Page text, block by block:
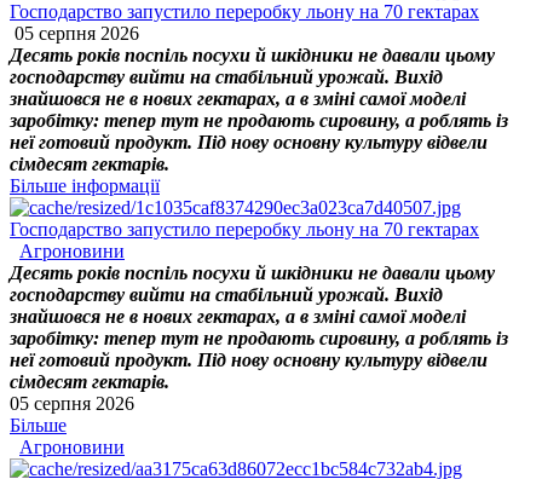
Господарство запустило переробку льону на 70 гектарах
05 серпня 2026
Десять років поспіль посухи й шкідники не давали цьому
господарству вийти на стабільний урожай. Вихід
знайшовся не в нових гектарах, а в зміні самої моделі
заробітку: тепер тут не продають сировину, а роблять із
неї готовий продукт. Під нову основну культуру відвели
сімдесят гектарів.
Більше інформації
Господарство запустило переробку льону на 70 гектарах
Агроновини
Десять років поспіль посухи й шкідники не давали цьому
господарству вийти на стабільний урожай. Вихід
знайшовся не в нових гектарах, а в зміні самої моделі
заробітку: тепер тут не продають сировину, а роблять із
неї готовий продукт. Під нову основну культуру відвели
сімдесят гектарів.
05 серпня 2026
Більше
Агроновини